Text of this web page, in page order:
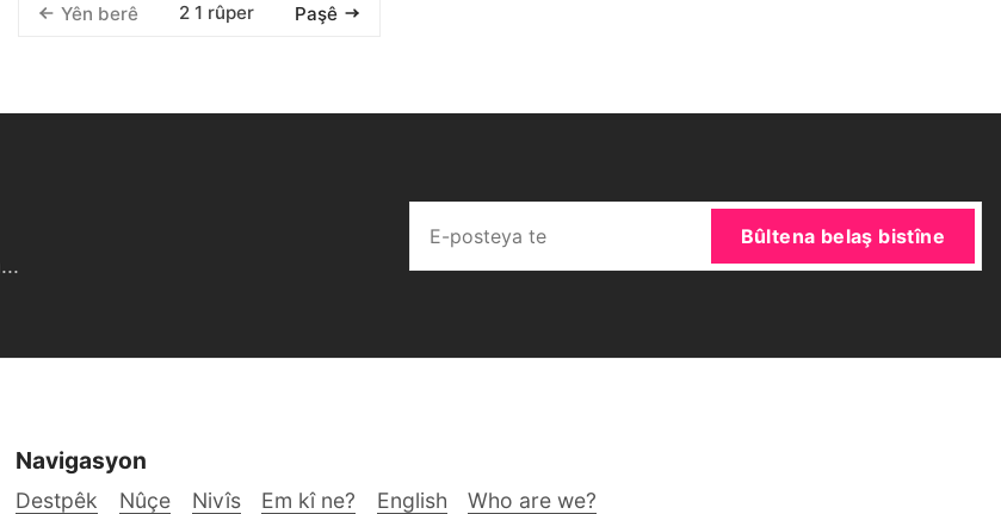
Yên berê 2 1 rûper Paşê
Bûltena belaş bistîne
Navigasyon
Destpêk Nûçe Nivîs Em kî ne? English Who are we?